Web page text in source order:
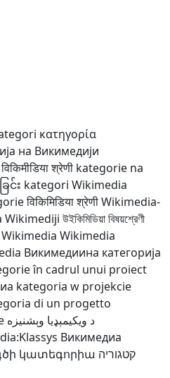
κατηγορία
на Викимедији
विकिमीडिया श्रेणी kategorie na
င်း kategori Wikimedia
विकिमिडिया श्रेणीWikimedia-
Wikimediji উইকিমিডিয়া বিষয়শ্রেণী
Wikimedia
Викимедиина категорија
în cadrul unui proiect
kategoria w projekcie
di un progetto
د ويکيمېډيا وېشنيزه
Викимедиа
կատեգորիա קטגוריה